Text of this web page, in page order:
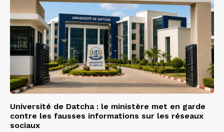
Université de Datcha : le ministère met en garde
contre les fausses informations sur les réseaux
sociaux